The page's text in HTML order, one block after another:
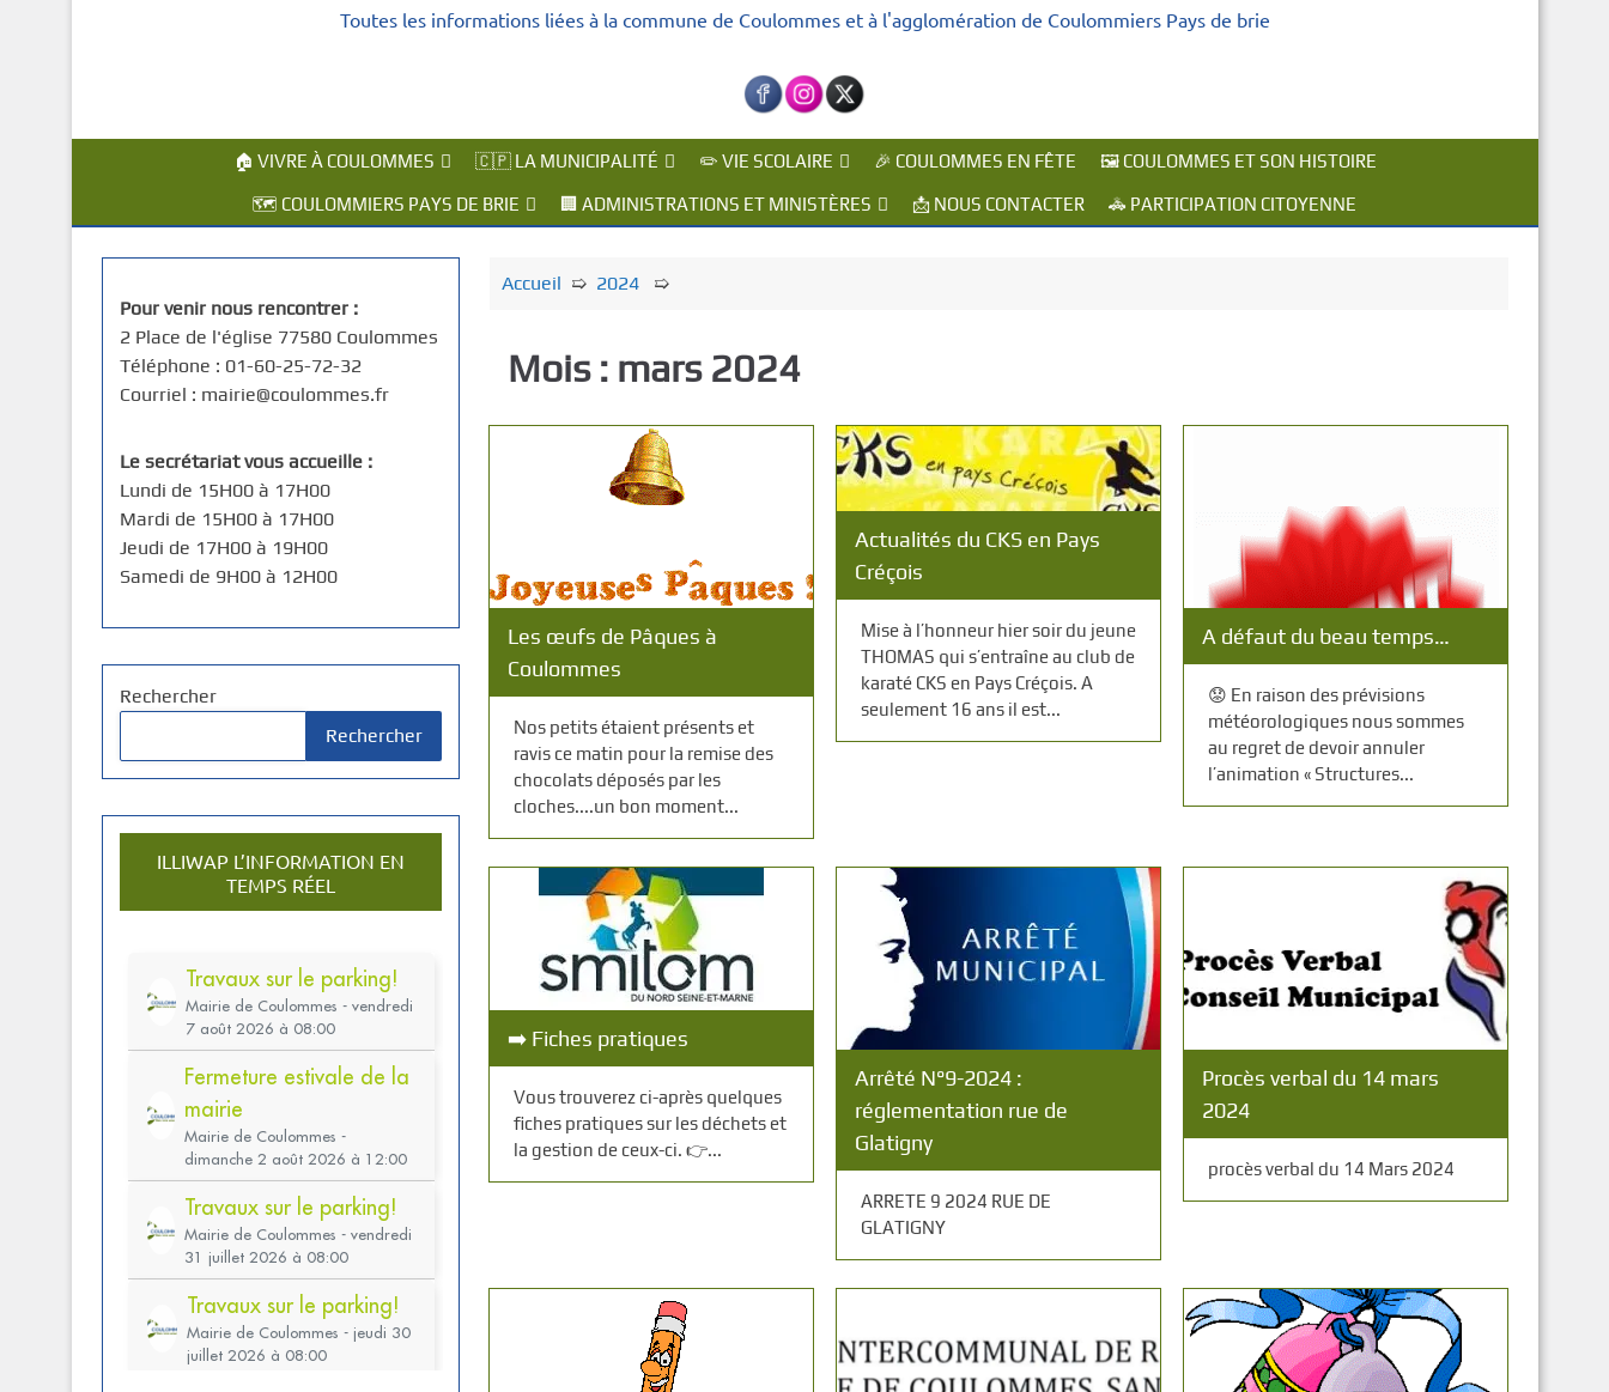
l
Toutes les informations liées à la commune de Coulommes et à l'agglomération de Coulommiers Pays de brie
🏠 VIVRE À COULOMMES 🇨🇵 LA MUNICIPALITÉ ✏️ VIE SCOLAIRE 🎉 COULOMMES EN FÊTE 🖼️ COULOMMES ET SON HISTOIRE
🗺️ COULOMMIERS PAYS DE BRIE 🏢 ADMINISTRATIONS ET MINISTÈRES 📩 NOUS CONTACTER 🚓 PARTICIPATION CITOYENNE
Accueil ➯ 2024 ➯
Mois : mars 2024
Les œufs de Pâques à
Coulommes
Nos petits étaient présents et
ravis ce matin pour la remise des
chocolats déposés par les
cloches....un bon moment...
Actualités du CKS en Pays
Créçois
Mise à l’honneur hier soir du jeune
THOMAS qui s’entraîne au club de
karaté CKS en Pays Créçois. A
seulement 16 ans il est...
A défaut du beau temps…
😟 En raison des prévisions
météorologiques nous sommes
au regret de devoir annuler
l’animation « Structures...
➡️ Fiches pratiques
Vous trouverez ci-après quelques
fiches pratiques sur les déchets et
la gestion de ceux-ci. 👉️...
Arrêté N°9-2024 :
réglementation rue de
Glatigny
ARRETE 9 2024 RUE DE
GLATIGNY
Procès verbal du 14 mars
2024
procès verbal du 14 Mars 2024
Pour venir nous rencontrer :
2 Place de l'église 77580 Coulommes
Téléphone : 01-60-25-72-32
Courriel : mairie@coulommes.fr
Le secrétariat vous accueille :
Lundi de 15H00 à 17H00
Mardi de 15H00 à 17H00
Jeudi de 17H00 à 19H00
Samedi de 9H00 à 12H00
Rechercher
Rechercher
ILLIWAP L’INFORMATION EN
TEMPS RÉEL